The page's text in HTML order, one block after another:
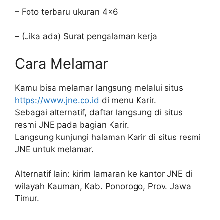
– Foto terbaru ukuran 4×6
– (Jika ada) Surat pengalaman kerja
Cara Melamar
Kamu bisa melamar langsung melalui situs
https://www.jne.co.id di menu Karir.
Sebagai alternatif, daftar langsung di situs
resmi JNE pada bagian Karir.
Langsung kunjungi halaman Karir di situs resmi
JNE untuk melamar.
Alternatif lain: kirim lamaran ke kantor JNE di
wilayah Kauman, Kab. Ponorogo, Prov. Jawa
Timur.